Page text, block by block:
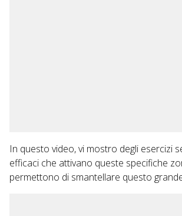
In questo video, vi mostro degli esercizi
efficaci che attivano queste specifiche
permettono di smantellare questo